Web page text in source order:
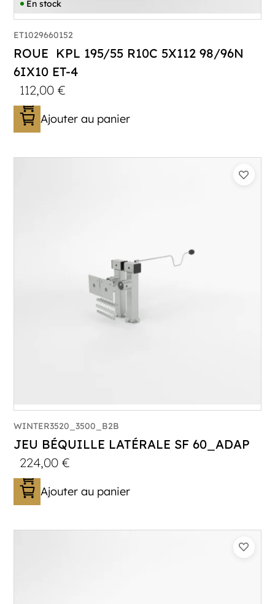
En stock
ET1029660152
ROUE KPL 195/55 R10C 5X112 98/96N
6IX10 ET-4
112,00€
Ajouter au panier
WINTER3520_3500_B2B
JEU BÉQUILLE LATÉRALE SF 60_ADAP
224,00€
Ajouter au panier